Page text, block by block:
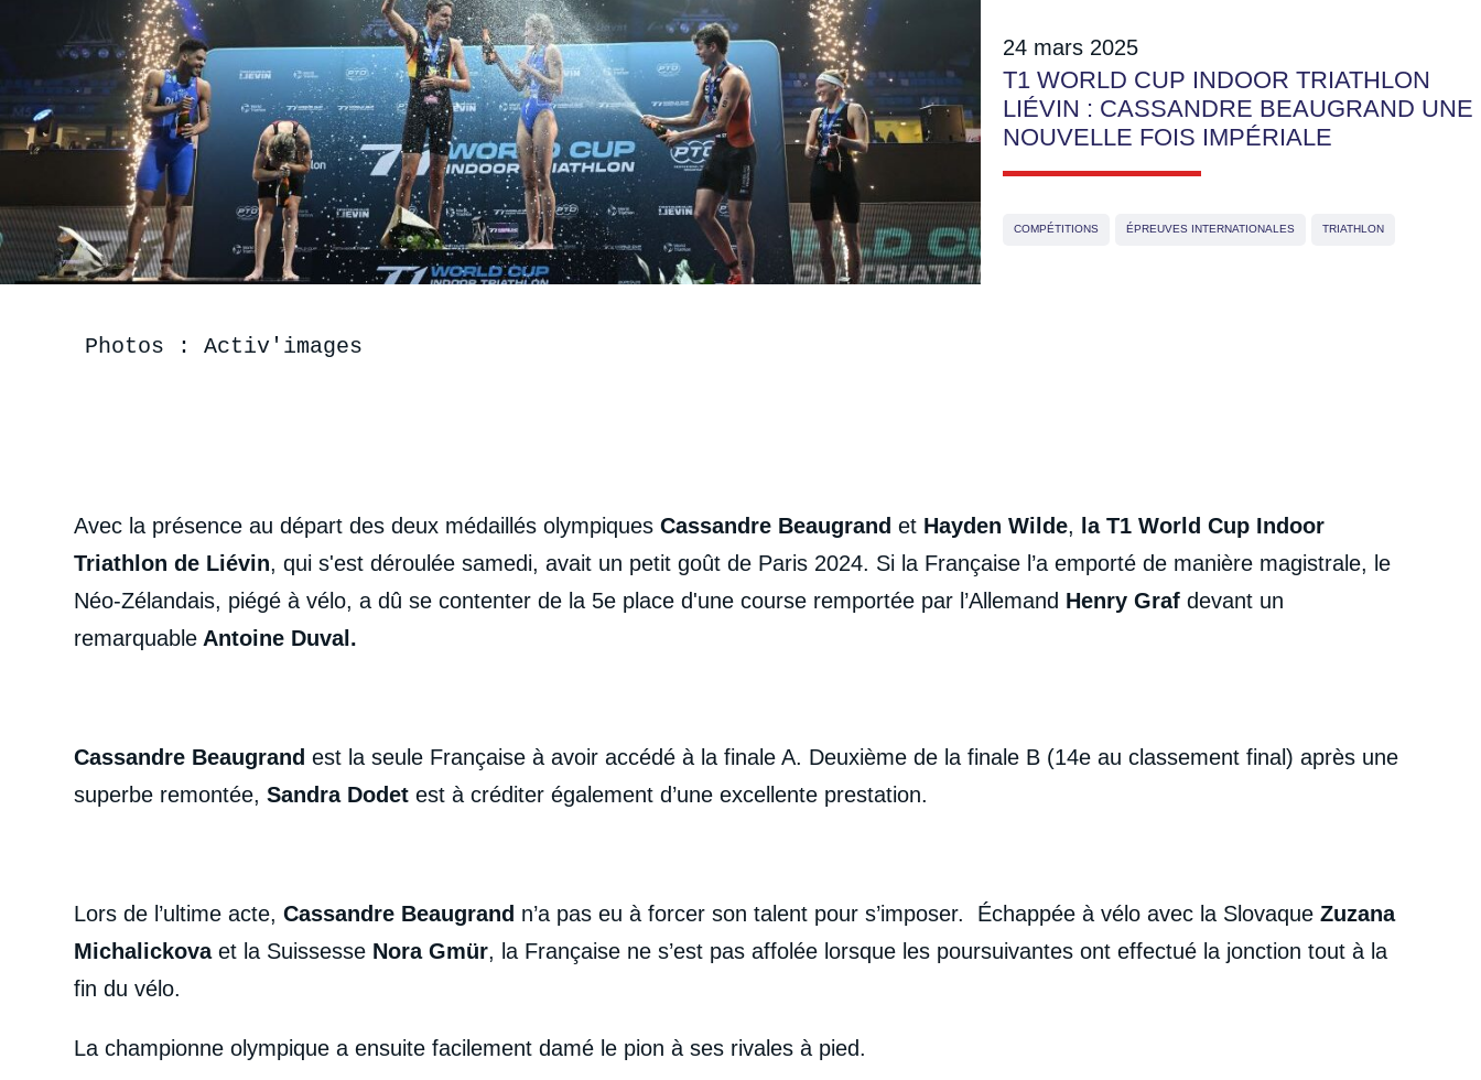
24 mars 2025
T1 WORLD CUP INDOOR TRIATHLON
LIÉVIN : CASSANDRE BEAUGRAND UNE
NOUVELLE FOIS IMPÉRIALE
COMPÉTITIONS ÉPREUVES INTERNATIONALES TRIATHLON
Photos : Activ'images
Avec la présence au départ des deux médaillés olympiquesCassandre Beaugrand et Hayden Wilde,
la T1 World Cup Indoor
Triathlon de Liévin, qui s'est déroulée samedi, avait un petit goût de Paris 2024. Si la Française l’a emporté de manière magistrale, le
Néo-Zélandais, piégé à vélo, a dû se contenter de la 5e place d'une course remportée par l’Allemand Henry Graf devant un
remarquable Antoine Duval.
Cassandre Beaugrandest la seule Française à avoir accédé à la finale A. Deuxième de la finale B (14e au classement final) après une
superbe remontée,Sandra Dodet est à créditer également d’une excellente prestation.
Lors de l’ultime acte,Cassandre Beaugrand n’a pas eu à forcer son talent pour s’imposer. Échappée à vélo avec la SlovaqueZuzana
Michalickovaet la Suissesse Nora Gmür, la Française ne s’est pas affolée lorsque les poursuivantes ont effectué la jonction tout à la
fin du vélo.
La championne olympique a ensuite facilement damé le pion à ses rivales à pied.